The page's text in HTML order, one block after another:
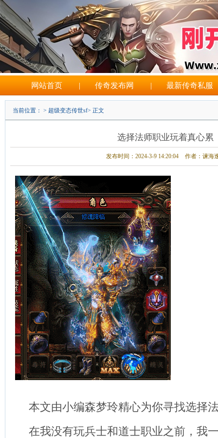
网站首页 | 传奇发布网 | 最新传奇私服
当前位置： > 超级变态传世sf> 正文
选择法师职业玩着真心累
发布时间：2024-3-9 14:20:04 作者：谏海
本文由小编森梦玲精心为你寻找选择
在我没有玩兵士和道士职业之前，我